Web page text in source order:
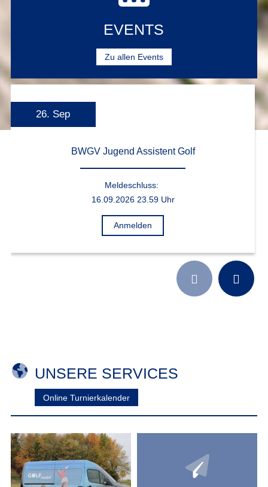
EVENTS
Zu allen Events
26. Sep
BWGV Jugend Assistent Golf
Meldeschluss:
16.09.2026 23.59 Uhr
Anmelden
 
UNSERE SERVICES
Online Turnierkalender